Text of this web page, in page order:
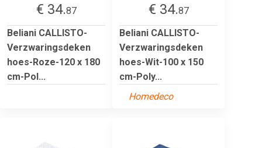
€ 34.87
Beliani CALLISTO-
Verzwaringsdeken
hoes-Roze-120 x 180
cm-Pol...
€ 34.87
Beliani CALLISTO-
Verzwaringsdeken
hoes-Wit-100 x 150
cm-Poly...
Homedeco